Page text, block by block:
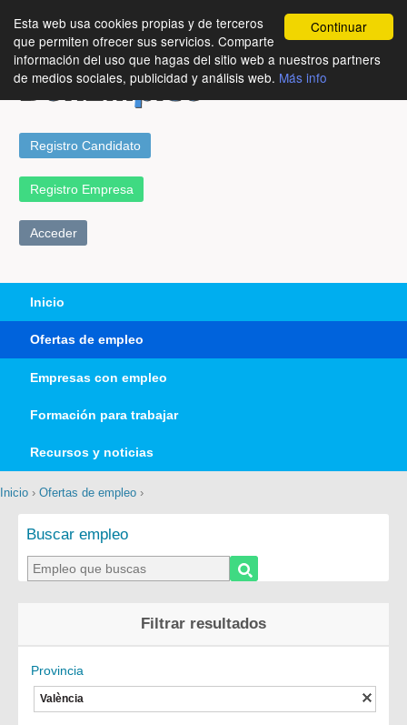
Continuar
Esta web usa cookies propias y de terceros
que permiten ofrecer sus servicios. Comparte
información del uso que hagas del sitio web a nuestros partners
de medios sociales, publicidad y análisis web. Más info
Registro Candidato
Registro Empresa
Acceder
Inicio
Ofertas de empleo
Empresas con empleo
Formación para trabajar
Recursos y noticias
Inicio › Ofertas de empleo ›
Buscar empleo
Filtrar resultados
Provincia
València